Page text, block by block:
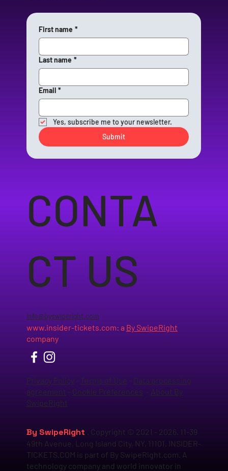
CONTA
CT US
info@byswiperight.com
www.insider-tickets.com: a By SwipeRight
company
Privacy Policy- Terms of Use - Data processing
agreement - Cookie Preferences - About By
SwipeRight
By SwipeRight
. Copyright © 2021 - 2026. 11-39
49th Avenue, Long Island City, NY, 11101. INSIDER-
TICKETS.COM is part of By SwipeRight.com. A
technology company and world innovator in
First name *
Last name *
Email *
Yes, subscribe me to your newsletter.
Submit